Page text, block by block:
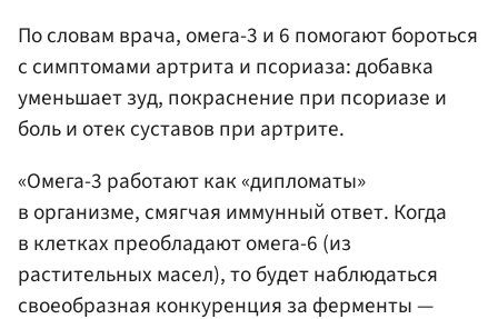
По словам врача, омега-3 и 6 помогают бороться
с симптомами артрита и псориаза: добавка
уменьшает зуд, покраснение при псориазе и
боль и отек суставов при артрите.
«Омега-3 работают как «дипломаты»
в организме, смягчая иммунный ответ. Когда
в клетках преобладают омега-6 (из
растительных масел), то будет наблюдаться
своеобразная конкуренция за ферменты —